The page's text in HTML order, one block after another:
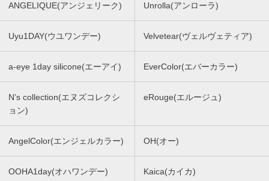
ANGELIQUE(アンジェリーク) Unrolla(アンローラ)
Uyu1DAY(ウユワンデー) Velvetear(ヴェルヴェティア)
a-eye 1day silicone(エーアイ) EverColor(エバーカラー)
N’s collection(エヌズコレクシ
ョン)
eRouge(エルージュ)
AngelColor(エンジェルカラー) OH(オー)
OOHA1day(オハワンデー) Kaica(カイカ)